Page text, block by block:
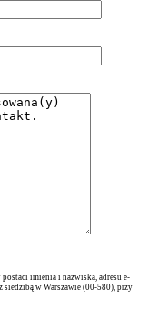
imienia i nazwiska, adresu e-
w Warszawie (00-580), przy